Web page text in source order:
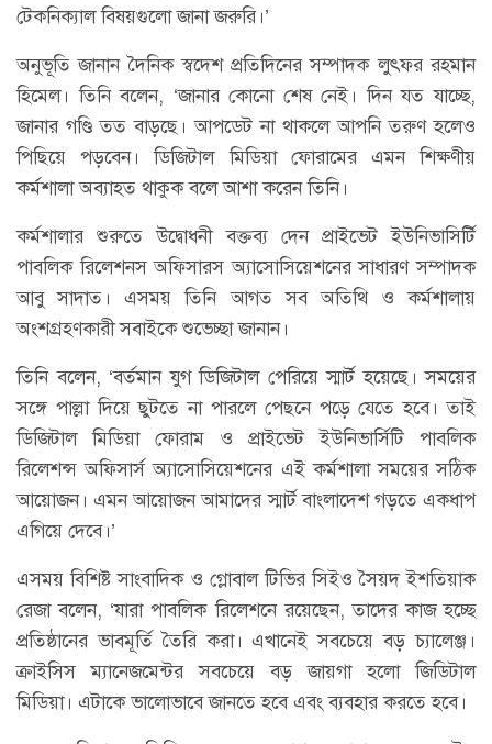
টেকনিক্যাল বিষয়গুলো জানা জরুরি।’
অনুভূতি জানান দৈনিক স্বদেশ প্রতিদিনের সম্পাদক লুৎফর রহমান
হিমেল। তিনি বলেন, ‘জানার কোনো শেষ নেই। দিন যত যাচ্ছে,
জানার গণ্ডি তত বাড়ছে। আপডেট না থাকলে আপনি তরুণ হলেও
পিছিয়ে পড়বেন। ডিজিটাল মিডিয়া ফোরামের এমন শিক্ষণীয়
কর্মশালা অব্যাহত থাকুক বলে আশা করেন তিনি।
কর্মশালার শুরুতে উদ্বোধনী বক্তব্য দেন প্রাইভেট ইউনিভাসির্টি
পাবলিক রিলেশনস অফিসারস অ্যাসোসিয়েশনের সাধারণ সম্পাদক
আবু সাদাত। এসময় তিনি আগত সব অতিথি ও কর্মশালায়
অংশগ্রহণকারী সবাইকে শুভেচ্ছা জানান।
তিনি বলেন, ‘বর্তমান যুগ ডিজিটাল পেরিয়ে স্মার্ট হয়েছে। সময়ের
সঙ্গে পাল্লা দিয়ে ছুটতে না পারলে পেছনে পড়ে যেতে হবে। তাই
ডিজিটাল মিডিয়া ফোরাম ও প্রাইভেট ইউনিভার্সিটি পাবলিক
রিলেশন্স অফিসার্স অ্যাসোসিয়েশনের এই কর্মশালা সময়ের সঠিক
আয়োজন। এমন আয়োজন আমাদের স্মার্ট বাংলাদেশ গড়তে একধাপ
এগিয়ে দেবে।’
এসময় বিশিষ্ট সাংবাদিক ও গ্লোবাল টিভির সিইও সৈয়দ ইশতিয়াক
রেজা বলেন, ‘যারা পাবলিক রিলেশনে রয়েছেন, তাদের কাজ হচ্ছে
প্রতিষ্ঠানের ভাবমূর্তি তৈরি করা। এখানেই সবচেয়ে বড় চ্যালেঞ্জ।
ক্রাইসিস ম্যানেজমেন্টর সবচেয়ে বড় জায়গা হলো জিডিটাল
মিডিয়া। এটাকে ভালোভাবে জানতে হবে এবং ব্যবহার করতে হবে।